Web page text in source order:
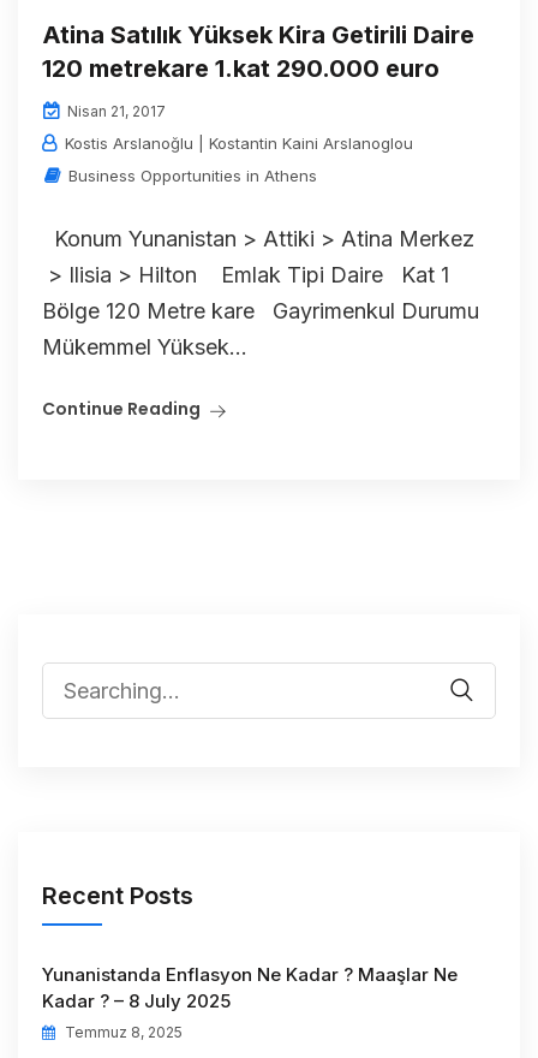
Atina Satılık Yüksek Kira Getirili Daire
120 metrekare 1.kat 290.000 euro
Nisan 21, 2017
Kostis Arslanoğlu | Kostantin Kaini Arslanoglou
Business Opportunities in Athens
Konum Yunanistan > Attiki > Atina Merkez
> Ilisia > Hilton Emlak Tipi Daire Kat 1
Bölge 120 Metre kare Gayrimenkul Durumu
Mükemmel Yüksek...
Continue Reading
Recent Posts
Yunanistanda Enflasyon Ne Kadar ? Maaşlar Ne
Kadar ? – 8 July 2025
Temmuz 8, 2025